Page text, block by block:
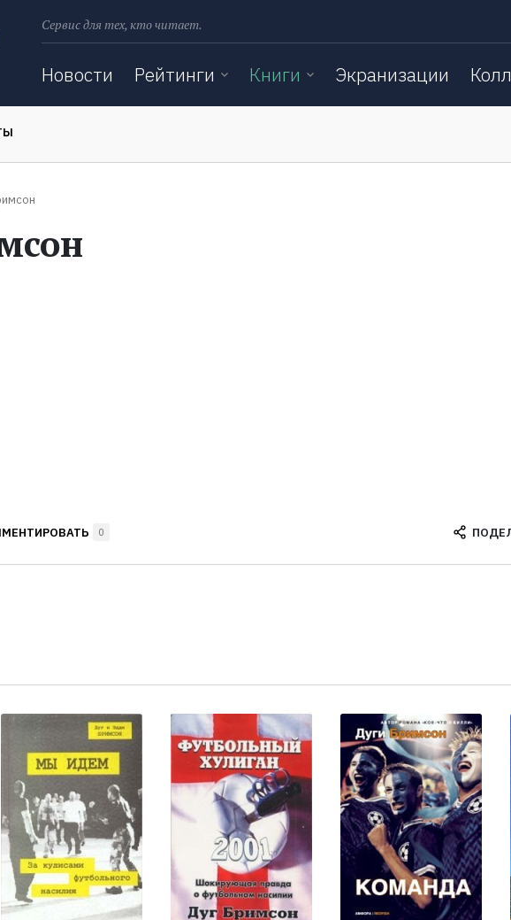
Сервис для тех, кто читает.
Новости Рейтинги Книги Экранизации
0